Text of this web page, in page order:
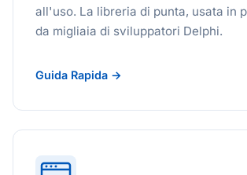
all'uso. La libreria di punta, usata in
da migliaia di sviluppatori Delphi.
Guida Rapida →